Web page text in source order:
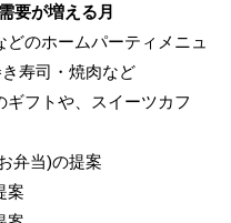
要が増える月
のホームパーティメニュ
寿司・焼肉など
フトや、スイーツカフ
弁当)の提案
案